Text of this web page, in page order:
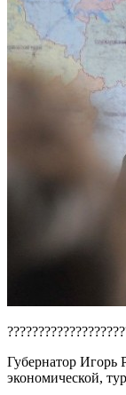
Губернатор
экономической,